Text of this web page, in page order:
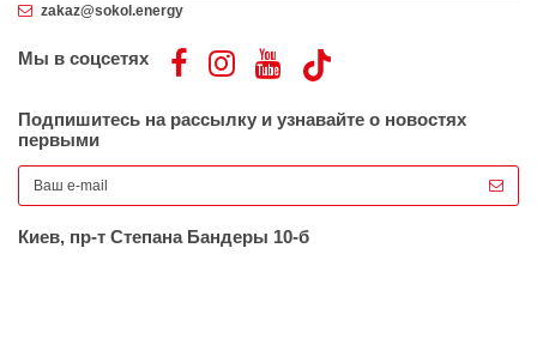
zakaz@sokol.energy
Мы в соцсетях
Подпишитесь на рассылку и узнавайте о новостях
первыми
Киев, пр-т Степана Бандеры 10-б